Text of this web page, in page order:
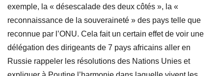
exemple, la « désescalade des deux côtés », la «
reconnaissance de la souveraineté » des pays telle que
reconnue par l’ONU. Cela fait un certain effet de voir une
délégation des dirigeants de 7 pays africains aller en
Russie rappeler les résolutions des Nations Unies et